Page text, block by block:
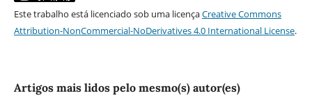
Este trabalho está licenciado sob uma licençaCreative Commons
Attribution-NonCommercial-NoDerivatives 4.0 International License.
Artigos mais lidos pelo mesmo(s) autor(es)